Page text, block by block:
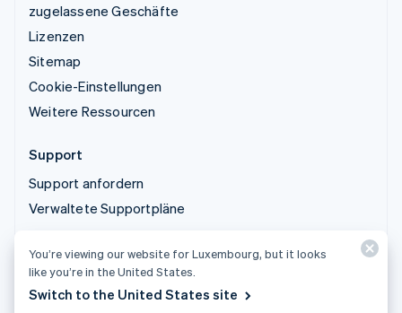
zugelassene Geschäfte
Lizenzen
Sitemap
Cookie-Einstellungen
Weitere Ressourcen
Support
Support anfordern
Verwaltete Supportpläne
© 2026 Stripe, LLC
You’re viewing our website for Luxembourg, but it looks
like you’re in the United States.
Switch to the United States site